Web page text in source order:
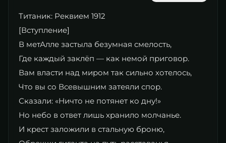
​Титаник: Реквием 1912
​[Вступление]
В метАлле застыла безумная смелость,
Где каждый заклёп — как немой приговор.
Вам власти над миром так сильно хотелось,
Что вы со Всевышним затеяли спор.
Сказали: «Ничто не потянет ко дну!»
Но небо в ответ лишь хранило молчанье.
И крест заложили в стальную броню,